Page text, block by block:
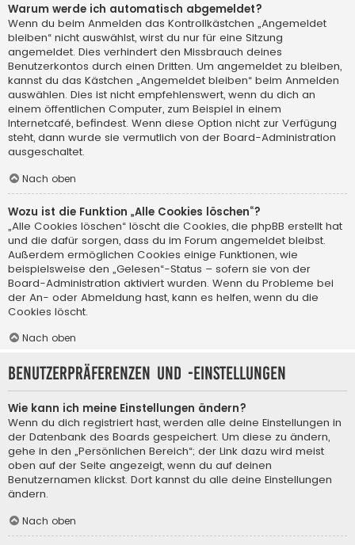
Warum werde ich automatisch abgemeldet?
Wenn du beim Anmelden das Kontrollkästchen „Angemeldet
bleiben“ nicht auswählst, wirst du nur für eine Sitzung
angemeldet. Dies verhindert den Missbrauch deines
Benutzerkontos durch einen Dritten. Um angemeldet zu bleiben,
kannst du das Kästchen „Angemeldet bleiben“ beim Anmelden
auswählen. Dies ist nicht empfehlenswert, wenn du dich an
einem öffentlichen Computer, zum Beispiel in einem
Internetcafé, befindest. Wenn diese Option nicht zur Verfügung
steht, dann wurde sie vermutlich von der Board-Administration
ausgeschaltet.
Nach oben
Wozu ist die Funktion „Alle Cookies löschen“?
„Alle Cookies löschen“ löscht die Cookies, die phpBB erstellt hat
und die dafür sorgen, dass du im Forum angemeldet bleibst.
Außerdem ermöglichen Cookies einige Funktionen, wie
beispielsweise den „Gelesen“-Status – sofern sie von der
Board-Administration aktiviert wurden. Wenn du Probleme bei
der An- oder Abmeldung hast, kann es helfen, wenn du die
Cookies löscht.
Nach oben
Benutzerpräferenzen und -einstellungen
Wie kann ich meine Einstellungen ändern?
Wenn du dich registriert hast, werden alle deine Einstellungen in
der Datenbank des Boards gespeichert. Um diese zu ändern,
gehe in den „Persönlichen Bereich“; der Link dazu wird meist
oben auf der Seite angezeigt, wenn du auf deinen
Benutzernamen klickst. Dort kannst du alle deine Einstellungen
ändern.
Nach oben